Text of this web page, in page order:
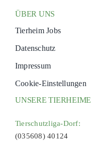
ÜBER UNS
Tierheim Jobs
Datenschutz
Impressum
Cookie-Einstellungen
UNSERE TIERHEIME
Tierschutzliga-Dorf:
(035608) 40124